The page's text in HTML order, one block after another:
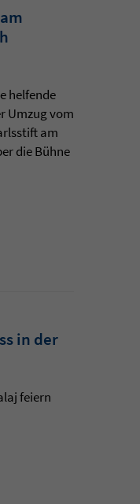
helfende
Umzug vom
am
die Bühne
in der
feiern